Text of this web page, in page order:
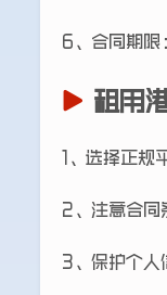
6、合同期限
租用
1、选择正规
2、注意合同
3、保护个人